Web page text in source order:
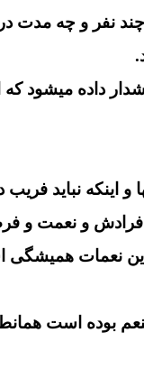
نفر و چه مدت
هشدار داده
و نعمت و
همیشگی
است